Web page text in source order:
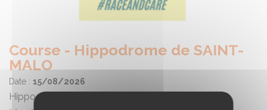
Course - Hippodrome de SAINT-
MALO
Date : 15/08/2026
Hippodrome de SAINT-MALO